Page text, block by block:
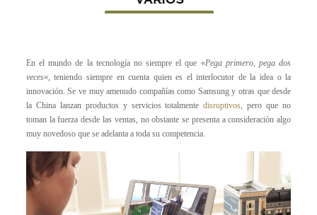
En el mundo de la tecnología no siempre el que «Pega primero, pega dos
veces«, teniendo siempre en cuenta quien es el interlocutor de la idea o la
innovación. Se ve muy amenudo compañías como Samsung y otras que desde
la China lanzan productos y servicios totalmentedisruptivos, pero que no
toman la fuerza desde las ventas, no obstante se presenta a consideración algo
muy novedoso que se adelanta a toda su competencia.